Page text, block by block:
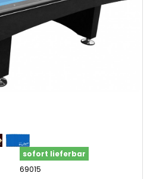
sofort lieferbar
69015